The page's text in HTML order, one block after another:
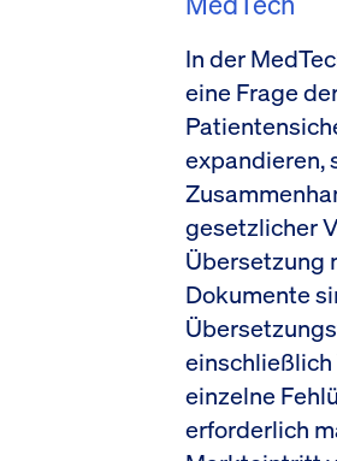
In der
eine Frage
expandieren,
gesetzlicher
Übersetzung
Dokumente
einzelne
erforderlich